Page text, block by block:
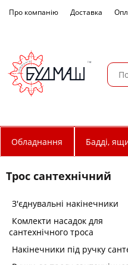
Про компанію Доставка
Обладнання Бадді,
Трос сантехнічний
З'єднувальні накінечники
Комлекти насадок для
сантехнічного троса
Накінечники під ручку